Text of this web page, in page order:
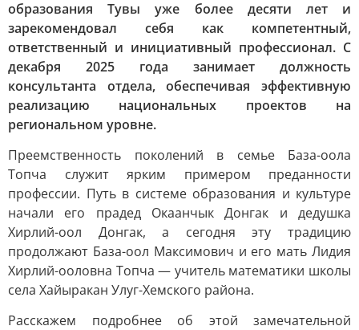
образования Тувы уже более десяти лет и
зарекомендовал себя как компетентный,
ответственный и инициативный профессионал. С
декабря 2025 года занимает должность
консультанта отдела, обеспечивая эффективную
реализацию национальных проектов на
региональном уровне.
Преемственность поколений в семье База-оола
Топча служит ярким примером преданности
профессии. Путь в системе образования и культуре
начали его прадед Окаанчык Донгак и дедушка
Хирлий-оол Донгак, а сегодня эту традицию
продолжают База-оол Максимович и его мать Лидия
Хирлий-ооловна Топча — учитель математики школы
села Хайыракан Улуг-Хемского района.
Расскажем подробнее об этой замечательной